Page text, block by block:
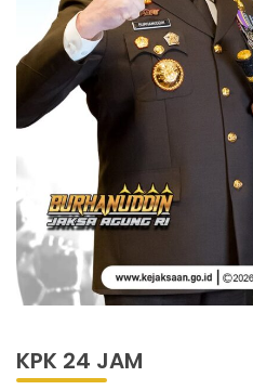
KPK 24 JAM